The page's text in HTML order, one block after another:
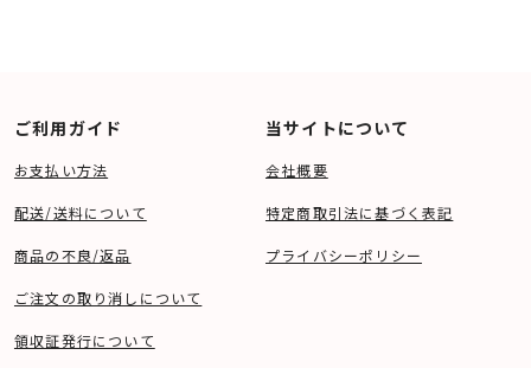
ご利用ガイド
お支払い方法
配送/送料について
商品の不良/返品
ご注文の取り消しについて
領収証発行について
当サイトについて
会社概要
特定商取引法に基づく表記
プライバシーポリシー